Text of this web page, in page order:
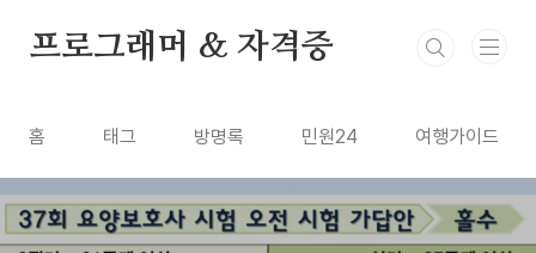
프로그래머 & 자격증
홈 태그 방명록 민원24 여행가이드